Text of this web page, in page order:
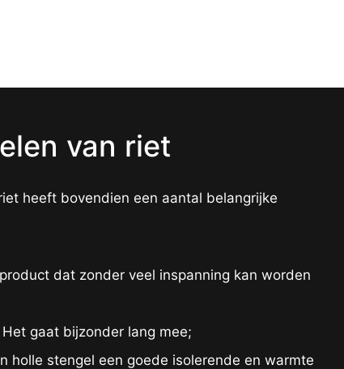
van riet
heeft bovendien een aantal belangrijke
dat zonder veel inspanning kan worden
gaat bijzonder lang mee;
holle stengel een goede isolerende en warmte